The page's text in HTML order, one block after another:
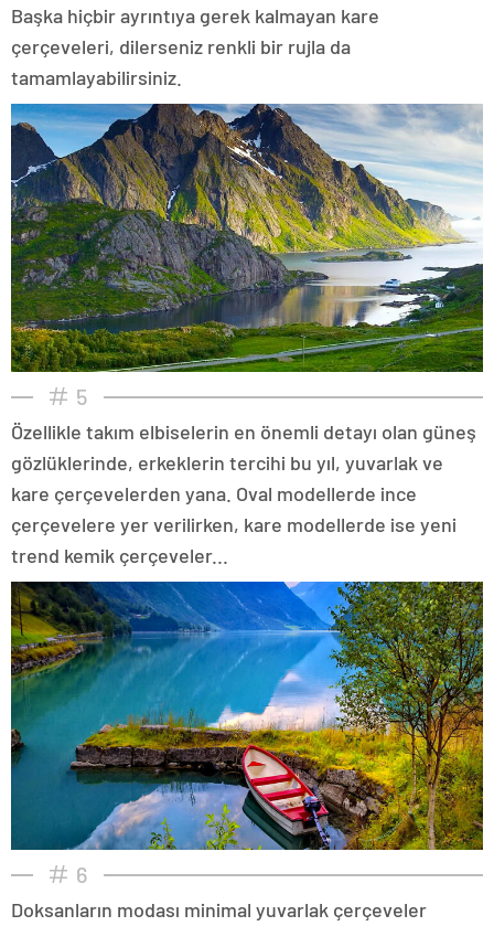
Başka hiçbir ayrıntıya gerek kalmayan kare
çerçeveleri, dilerseniz renkli bir rujla da
tamamlayabilirsiniz.
5
Özellikle takım elbiselerin en önemli detayı olan güneş
gözlüklerinde, erkeklerin tercihi bu yıl, yuvarlak ve
kare çerçevelerden yana. Oval modellerde ince
çerçevelere yer verilirken, kare modellerde ise yeni
trend kemik çerçeveler...
6
Doksanların modası minimal yuvarlak çerçeveler